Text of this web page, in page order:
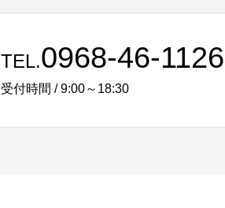
TEL.0968-46-1126
受付時間 / 9:00～18:30